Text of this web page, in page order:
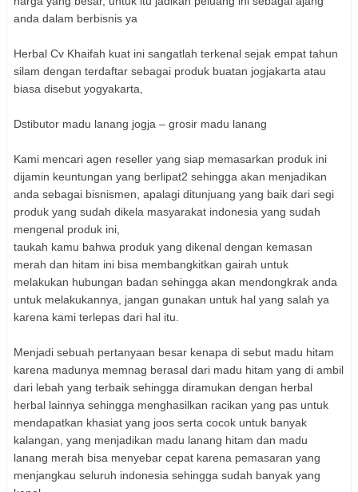
anda dalam berbisnis ya
Herbal Cv Khaifah kuat ini sangatlah terkenal sejak empat tahun
silam dengan terdaftar sebagai produk buatan jogjakarta atau
biasa disebut yogyakarta,
Dstibutor madu lanang jogja – grosir madu lanang
Kami mencari agen reseller yang siap memasarkan produk ini
dijamin keuntungan yang berlipat2 sehingga akan menjadikan
anda sebagai bisnismen, apalagi ditunjuang yang baik dari segi
produk yang sudah dikela masyarakat indonesia yang sudah
mengenal produk ini,
taukah kamu bahwa produk yang dikenal dengan kemasan
merah dan hitam ini bisa membangkitkan gairah untuk
melakukan hubungan badan sehingga akan mendongkrak anda
untuk melakukannya, jangan gunakan untuk hal yang salah ya
karena kami terlepas dari hal itu.
Menjadi sebuah pertanyaan besar kenapa di sebut madu hitam
karena madunya memnag berasal dari madu hitam yang di ambil
dari lebah yang terbaik sehingga diramukan dengan herbal
herbal lainnya sehingga menghasilkan racikan yang pas untuk
mendapatkan khasiat yang joos serta cocok untuk banyak
kalangan, yang menjadikan madu lanang hitam dan madu
lanang merah bisa menyebar cepat karena pemasaran yang
menjangkau seluruh indonesia sehingga sudah banyak yang